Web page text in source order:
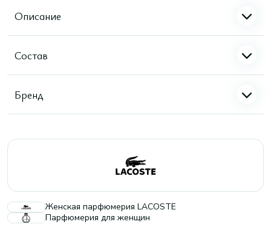
Описание
Состав
Бренд
Женская парфюмерия LACOSTE
Парфюмерия для женщин